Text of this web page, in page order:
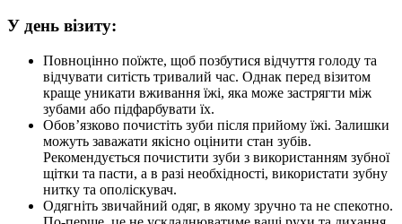
У день візиту:
Повноцінно поїжте, щоб позбутися відчуття голоду та
відчувати ситість тривалий час. Однак перед візитом
краще уникати вживання їжі, яка може застрягти між
зубами або підфарбувати їх.
Обов’язково почистіть зуби після прийому їжі. Залишки
можуть заважати якісно оцінити стан зубів.
Рекомендується почистити зуби з використанням зубної
щітки та пасти, а в разі необхідності, використати зубну
нитку та ополіскувач.
Одягніть звичайний одяг, в якому зручно та не спекотно.